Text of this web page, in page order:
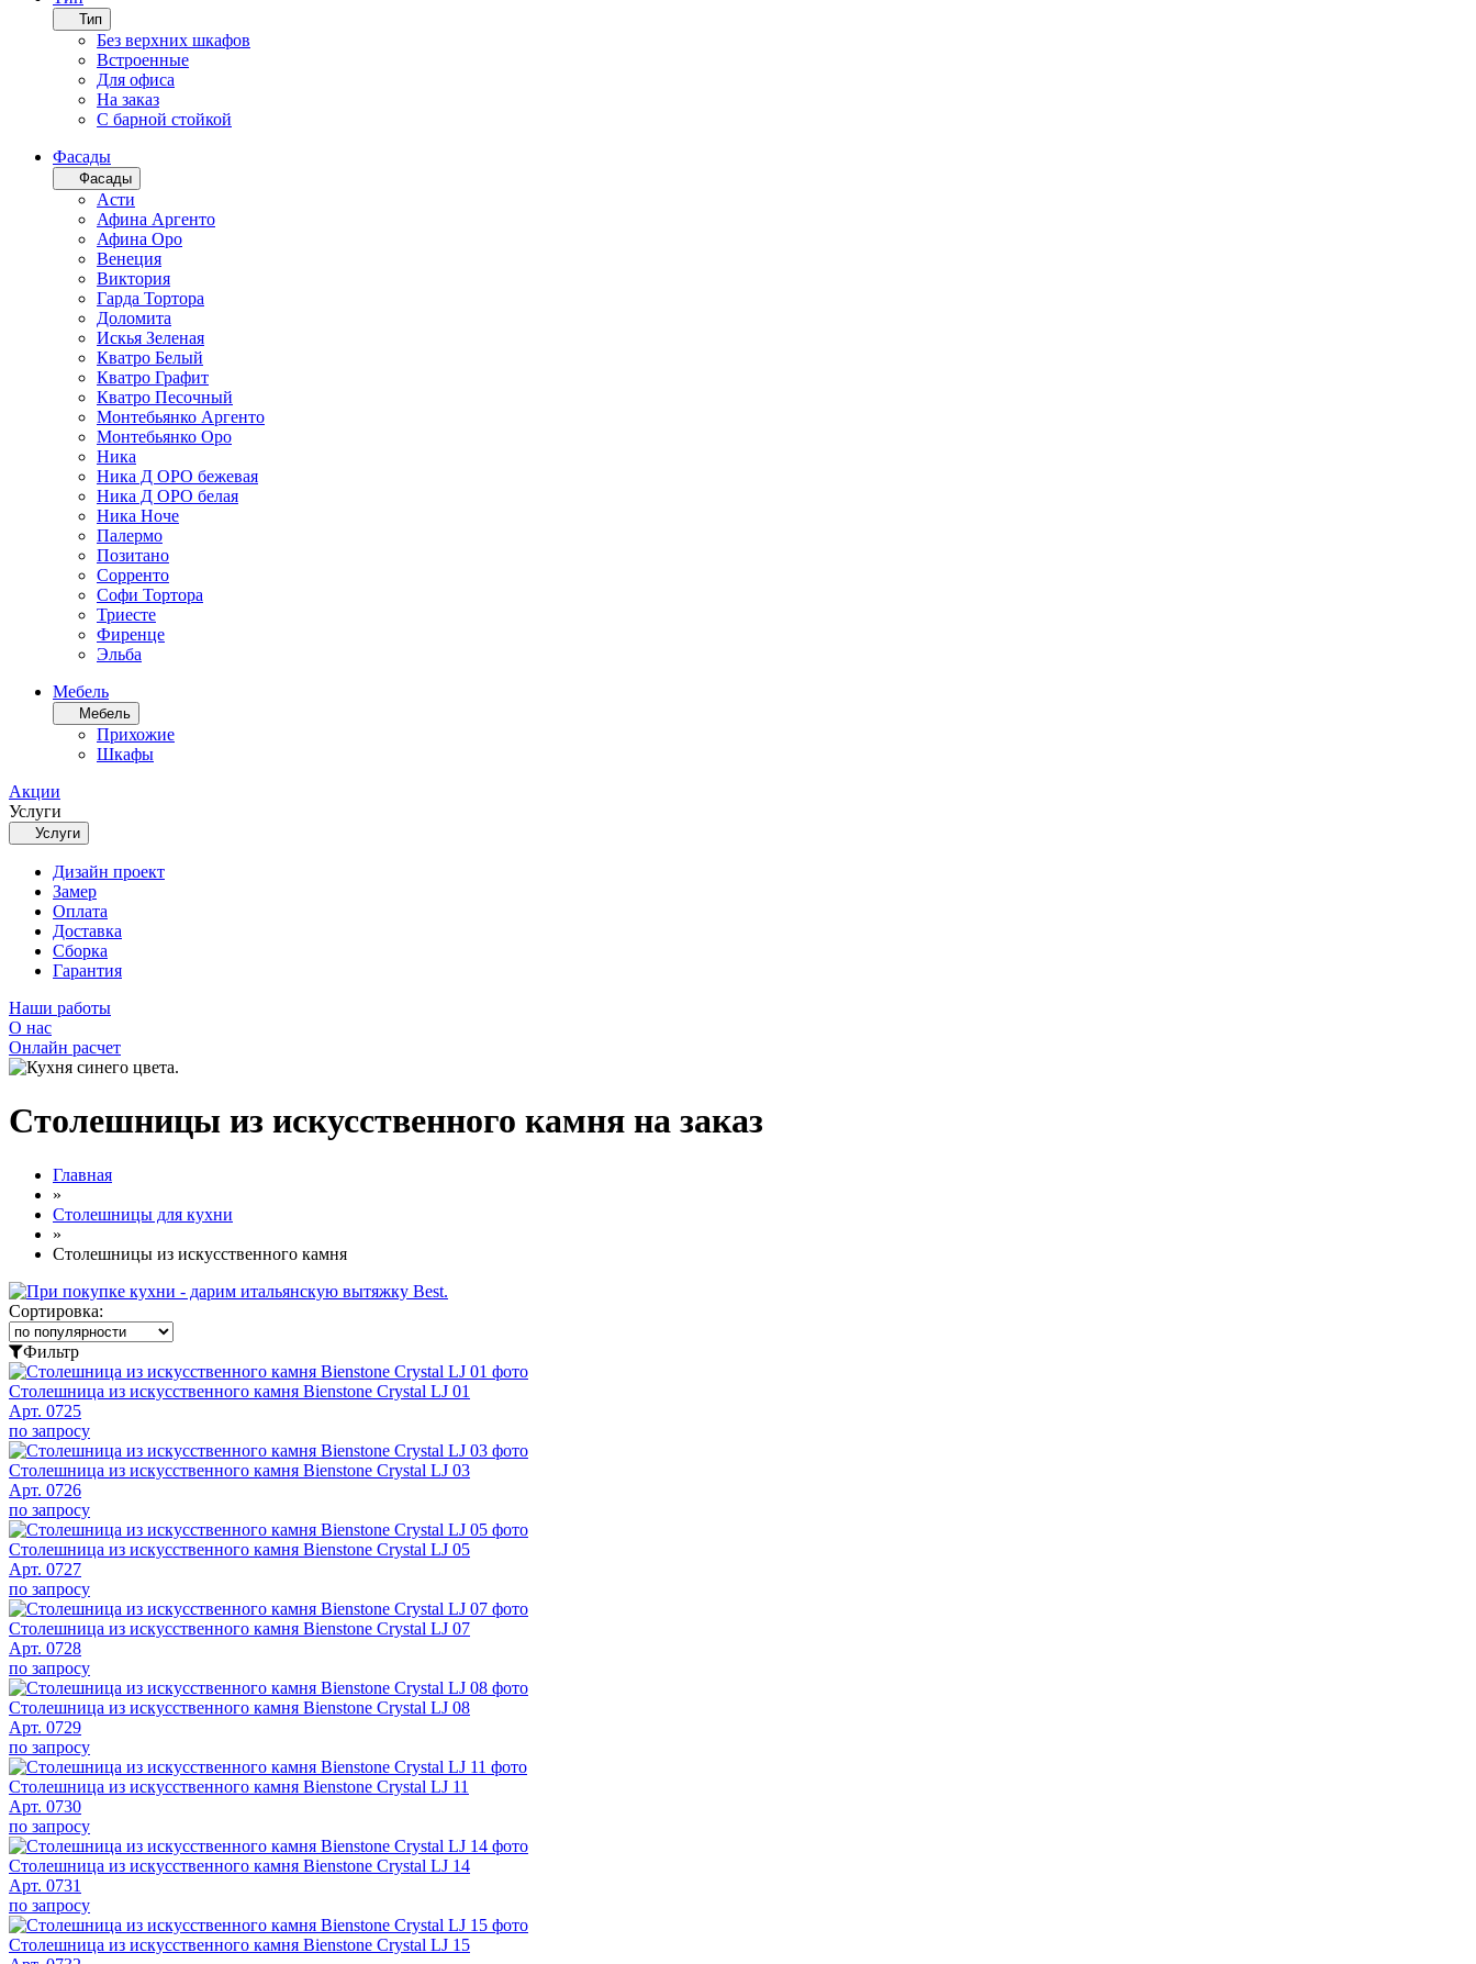
Тип
Без верхних шкафов
Встроенные
Для офиса
На заказ
С барной стойкой
Фасады
Фасады
Асти
Афина Аргенто
Афина Оро
Венеция
Виктория
Гарда Тортора
Доломита
Искья Зеленая
Кватро Белый
Кватро Графит
Кватро Песочный
Монтебьянко Аргенто
Монтебьянко Оро
Ника
Ника Д ОРО бежевая
Ника Д ОРО белая
Ника Ноче
Палермо
Позитано
Сорренто
Софи Тортора
Триесте
Фиренце
Эльба
Мебель
Мебель
Прихожие
Шкафы
Акции
Услуги
Услуги
Дизайн проект
Замер
Оплата
Доставка
Сборка
Гарантия
Наши работы
О нас
Онлайн расчет
Столешницы из искусственного камня на заказ
Главная
»
Столешницы для кухни
»
Столешницы из искусственного камня
Сортировка:
Фильтр
Столешница из искусственного камня Bienstone Crystal LJ 01
Арт. 0725
по запросу
Столешница из искусственного камня Bienstone Crystal LJ 03
Арт. 0726
по запросу
Столешница из искусственного камня Bienstone Crystal LJ 05
Арт. 0727
по запросу
Столешница из искусственного камня Bienstone Crystal LJ 07
Арт. 0728
по запросу
Столешница из искусственного камня Bienstone Crystal LJ 08
Арт. 0729
по запросу
Столешница из искусственного камня Bienstone Crystal LJ 11
Арт. 0730
по запросу
Столешница из искусственного камня Bienstone Crystal LJ 14
Арт. 0731
по запросу
Столешница из искусственного камня Bienstone Crystal LJ 15